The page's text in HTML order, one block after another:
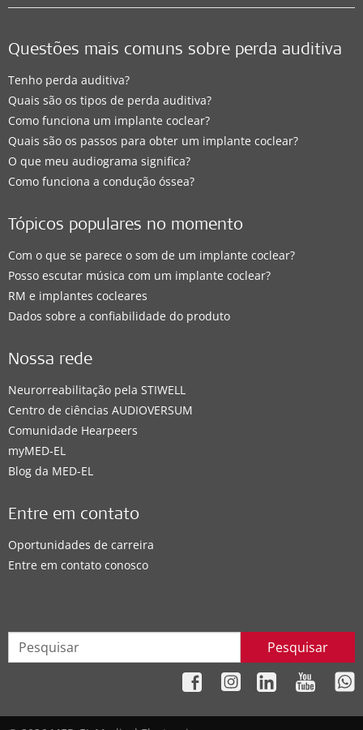
Questões mais comuns sobre perda auditiva
Tenho perda auditiva?
Quais são os tipos de perda auditiva?
Como funciona um implante coclear?
Quais são os passos para obter um implante coclear?
O que meu audiograma significa?
Como funciona a condução óssea?
Tópicos populares no momento
Com o que se parece o som de um implante coclear?
Posso escutar música com um implante coclear?
RM e implantes cocleares
Dados sobre a confiabilidade do produto
Nossa rede
Neurorreabilitação pela STIWELL
Centro de ciências AUDIOVERSUM
Comunidade Hearpeers
myMED‑EL
Blog da MED-EL
Entre em contato
Oportunidades de carreira
Entre em contato conosco
Pesquisar